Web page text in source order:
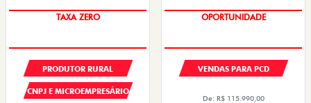
TAXA ZERO
PRODUTOR RURAL
CNPJ E MICROEMPRESÁRIO
OPORTUNIDADE
VENDAS PARA PCD
De: R$ 115.990,00